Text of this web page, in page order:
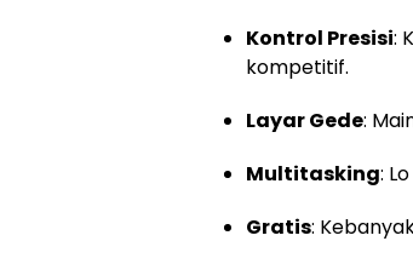
Kontrol Presisi:
kompetitif.
Layar Gede:
Multitasking:
Gratis: